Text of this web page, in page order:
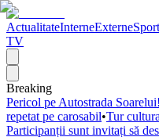
ActualitateInterneExterneSport
TV
Breaking
Pericol pe Autostrada
repetat pe carosabil•Tur
Participanții sunt invitați să